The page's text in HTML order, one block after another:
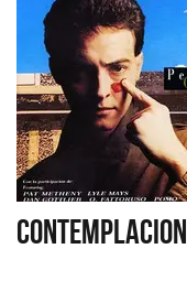
CONTEMPLACION